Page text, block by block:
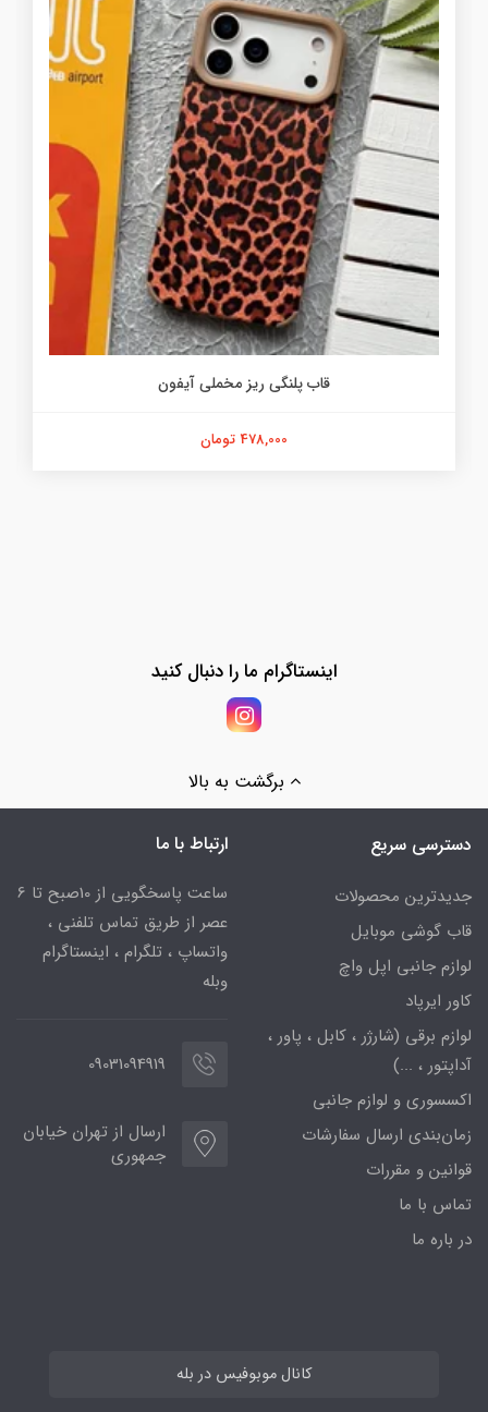
قاب پلنگی ریز مخملی آیفون
478,000 تومان
اینستاگرام ما را دنبال کنید
برگشت به بالا
دسترسی سریع
جدیدترین محصولات
قاب گوشی موبایل
لوازم جانبی اپل واچ
کاور ایرپاد
لوازم برقی (شارژر ، کابل ، پاور ،
آداپتور ، ...)
اکسسوری و لوازم جانبی
زمان‌بندی ارسال سفارشات
قوانین و مقررات
تماس با ما
در باره ما
ارتباط با ما
ساعت پاسخگویی از 10صبح تا 6
عصر از طریق تماس تلفنی ،
واتساپ ، تلگرام ، اینستاگرام
وبله
09031094919
ارسال از تهران خیابان
جمهوری
کانال موبوفیس در بله